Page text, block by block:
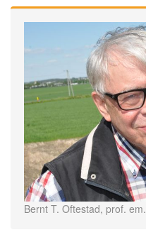
Bernt T. Oftestad, prof. em.